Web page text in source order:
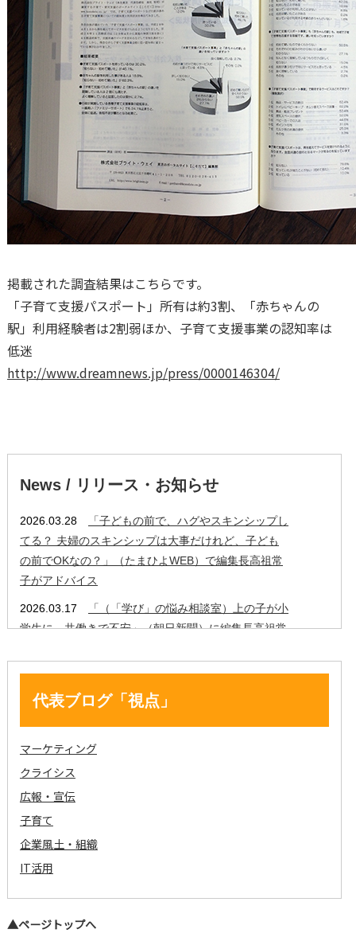
掲載された調査結果はこちらです。
「子育て支援パスポート」所有は約3割、「赤ちゃんの
駅」利用経験者は2割弱ほか、子育て支援事業の認知率は
低迷
http://www.dreamnews.jp/press/0000146304/
代表ブログ「視点」
マーケティング
クライシス
広報・宣伝
子育て
企業風土・組織
IT活用
▲ページトップへ